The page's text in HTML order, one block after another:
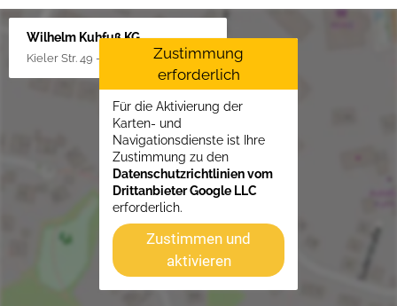
Wilhelm Kuhfuß KG
Kieler Str. 49 - 51, 25451 Quickborn
Zustimmung
erforderlich
Für die Aktivierung der
Karten- und
Navigationsdienste ist Ihre
Zustimmung zu den
Datenschutzrichtlinien vom
Drittanbieter Google LLC
erforderlich.
Zustimmen und
aktivieren